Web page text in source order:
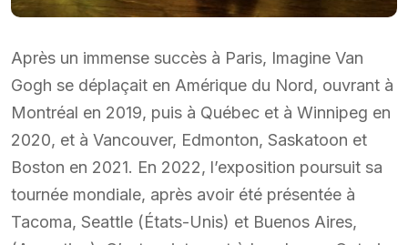
Après un immense succès à Paris, Imagine Van
Gogh se déplaçait en Amérique du Nord, ouvrant à
Montréal en 2019, puis à Québec et à Winnipeg en
2020, et à Vancouver, Edmonton, Saskatoon et
Boston en 2021. En 2022, l’exposition poursuit sa
tournée mondiale, après avoir été présentée à
Tacoma, Seattle (États-Unis) et Buenos Aires,